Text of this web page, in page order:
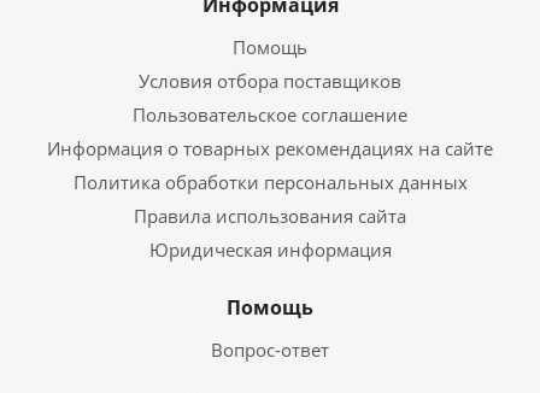
Помощь
Условия отбора поставщиков
Пользовательское соглашение
Информация о товарных рекомендациях на сайте
Политика обработки персональных данных
Правила использования сайта
Юридическая информация
Помощь
Вопрос-ответ